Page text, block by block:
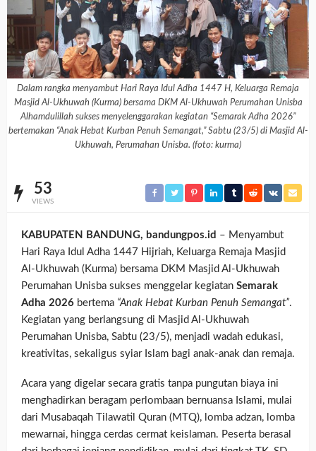
Dalam rangka menyambut Hari Raya Idul Adha 1447 H, Keluarga Remaja
Masjid Al-Ukhuwah (Kurma) bersama DKM Al-Ukhuwah Perumahan Unisba
Alhamdulillah sukses menyelenggarakan kegiatan “Semarak Adha 2026”
bertemakan “Anak Hebat Kurban Penuh Semangat,” Sabtu (23/5) di Masjid Al-
Ukhuwah, Perumahan Unisba. (foto: kurma)
53
VIEWS
KABUPATEN BANDUNG, bandungpos.id – Menyambut
Hari Raya Idul Adha 1447 Hijriah, Keluarga Remaja Masjid
Al-Ukhuwah (Kurma) bersama DKM Masjid Al-Ukhuwah
Perumahan Unisba sukses menggelar kegiatan Semarak
Adha 2026 bertema “Anak Hebat Kurban Penuh Semangat”.
Kegiatan yang berlangsung di Masjid Al-Ukhuwah
Perumahan Unisba, Sabtu (23/5), menjadi wadah edukasi,
kreativitas, sekaligus syiar Islam bagi anak-anak dan remaja.
Acara yang digelar secara gratis tanpa pungutan biaya ini
menghadirkan beragam perlombaan bernuansa Islami, mulai
dari Musabaqah Tilawatil Quran (MTQ), lomba adzan, lomba
mewarnai, hingga cerdas cermat keislaman. Peserta berasal